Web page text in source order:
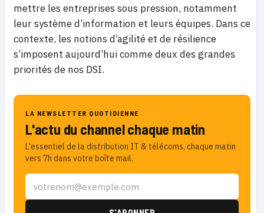
mettre les entreprises sous pression, notamment
leur système d’information et leurs équipes. Dans ce
contexte, les notions d’agilité et de résilience
s’imposent aujourd’hui comme deux des grandes
priorités de nos DSI.
LA NEWSLETTER QUOTIDIENNE
L'actu du channel chaque matin
L'essentiel de la distribution IT & télécoms, chaque matin
vers 7h dans votre boîte mail.